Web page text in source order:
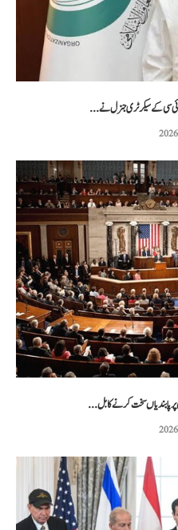
سی کے سیکرٹری جنرل نے...
پابندیاں سخت کرنے کا بل...